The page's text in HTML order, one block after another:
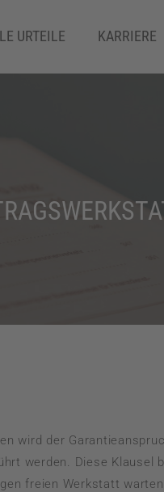
VERKEHRSRECHT
URTEILE KARRIERE
wird der
werden. Diese Klausel
freien Werkstatt